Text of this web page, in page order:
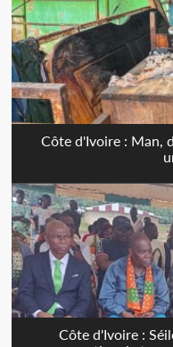
Côte d'Ivoire : Man,
Côte d'Ivoire :